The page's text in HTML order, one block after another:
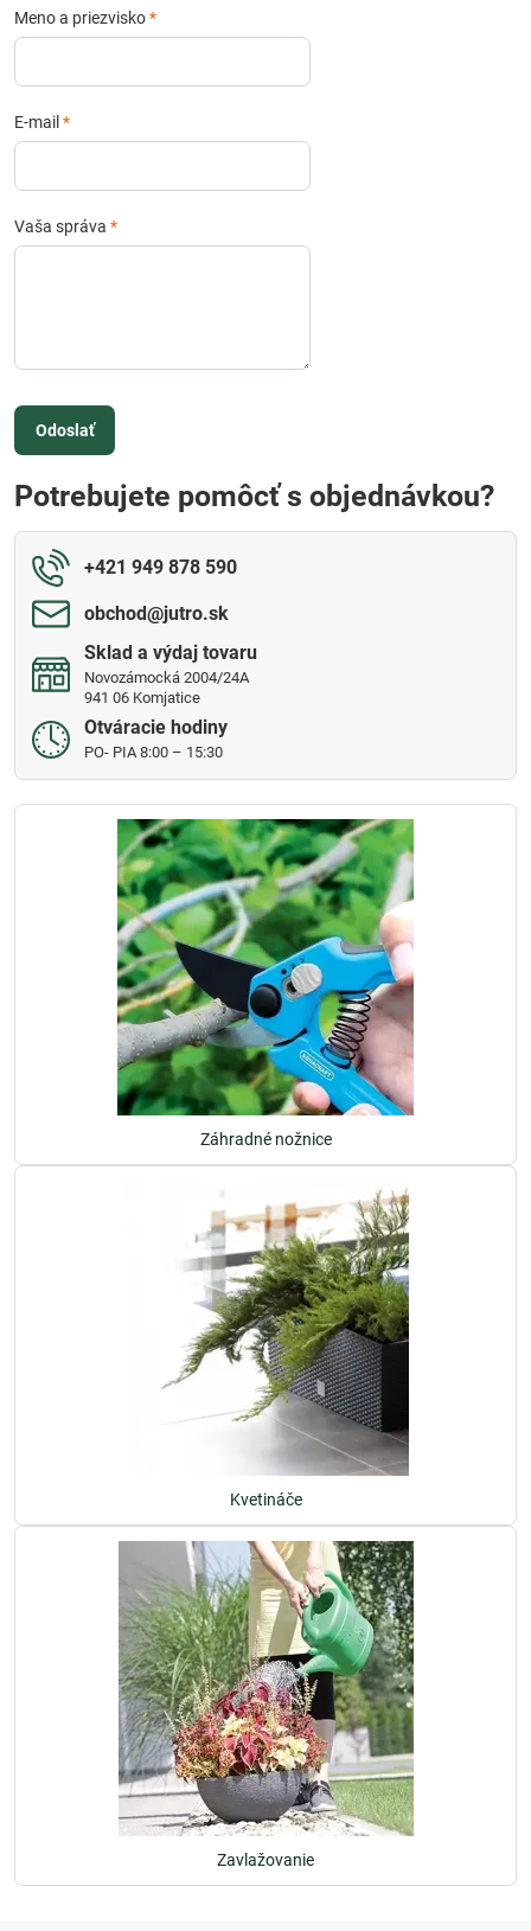
Meno a priezvisko*
E-mail *
Vaša správa *
Odoslať
Potrebujete pomôcť s objednávkou?
+421 949 878 590
obchod​@jutro​.sk
Sklad a výdaj tovaru
Novozámocká 2004/24A
941 06 Komjatice
Otváracie hodiny
PO- PIA 8:00 – 15:30
Záhradné nožnice
Kvetináče
Zavlažovanie